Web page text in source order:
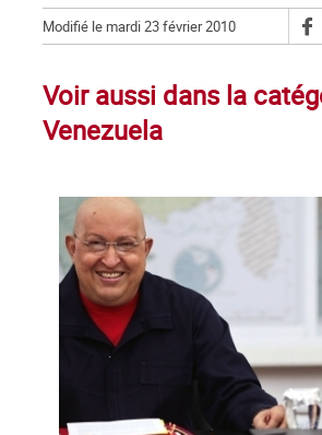
Modifié le mardi 23 février 2010
Voir aussi dans la
Venezuela